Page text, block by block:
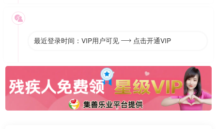

最近登录时间：VIP用户可见  点击开通VIP